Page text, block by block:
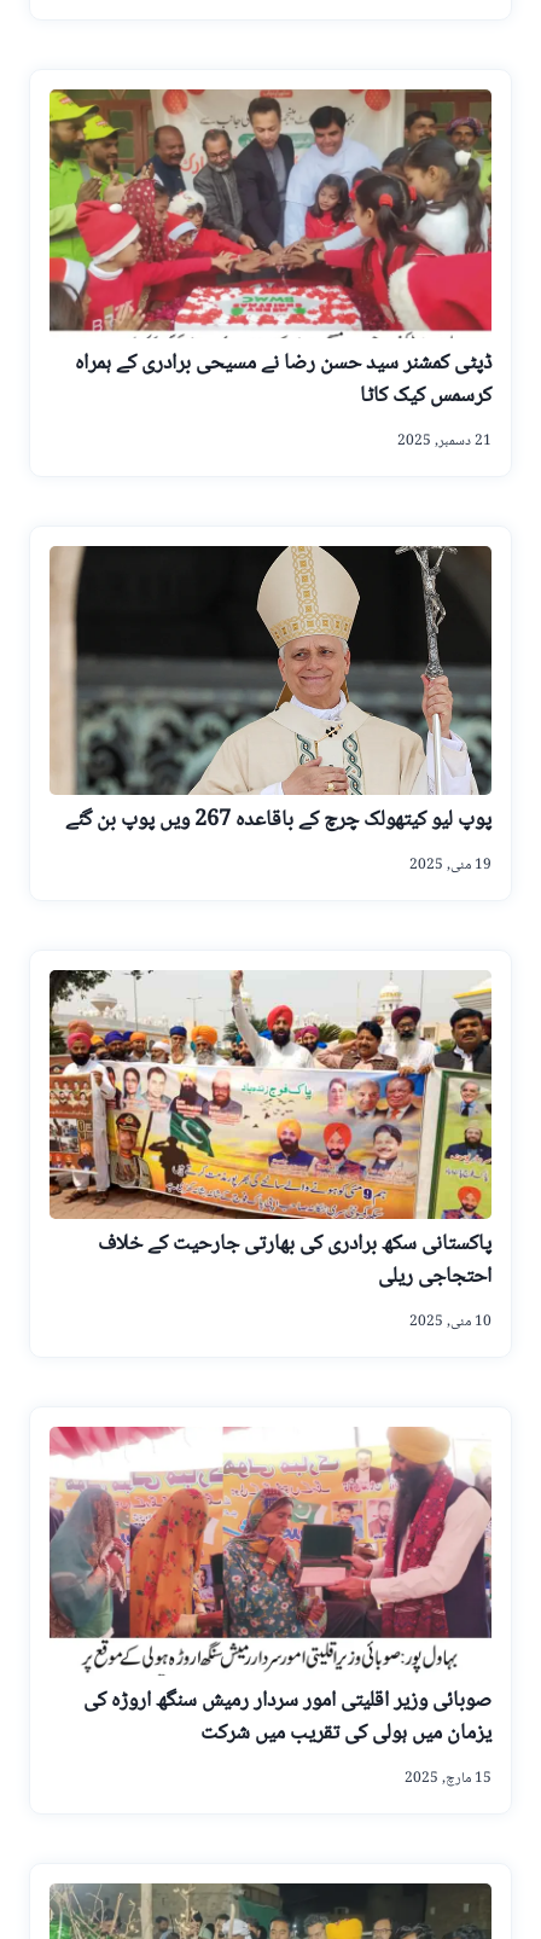
ڈپٹی کمشنر سید حسن رضا نے مسیحی برادری کے ہمراہ
کرسمس کیک کاٹا
21 دسمبر, 2025
پوپ لیو کیتھولک چرچ کے باقاعدہ 267 ویں پوپ بن گئے
19 مئی, 2025
پاکستانی سکھ برادری کی بھارتی جارحیت کے خلاف
احتجاجی ریلی
10 مئی, 2025
صوبائی وزیر اقلیتی امور سردار رمیش سنگھ اروڑہ کی
یزمان میں ہولی کی تقریب میں شرکت
15 مارچ, 2025